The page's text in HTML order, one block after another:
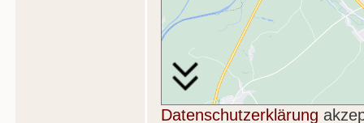
Datenschutzerklärung